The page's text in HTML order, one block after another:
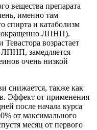
вещества препарата
именно там
спирта и катаболизм
ЛПНП).
возрастает
ЛПНП, замедляется
очень низкой
снижается, также как
Эффект от применения
после начала курса
от максимального
месяц от первого